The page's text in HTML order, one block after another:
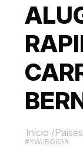
Início /Países
#YWJBQ65R